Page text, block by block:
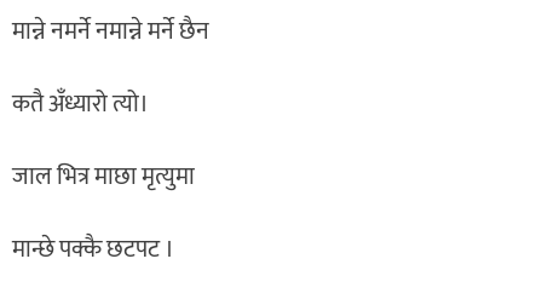
मान्ने नमर्ने नमान्ने मर्ने छैन
कतै अँध्यारो त्यो।
जाल भित्र माछा मृत्युमा
मान्छे पक्कै छटपट ।